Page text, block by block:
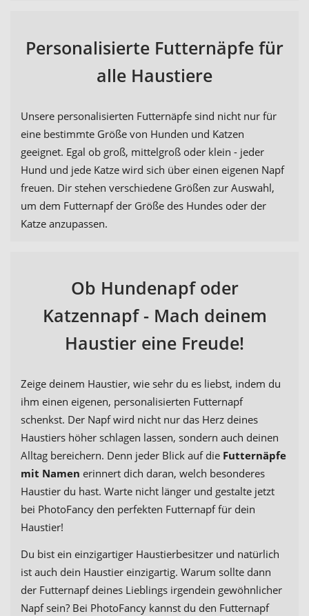
Personalisierte Futternäpfe für
alle Haustiere
Unsere personalisierten Futternäpfe sind nicht nur für
eine bestimmte Größe von Hunden und Katzen
geeignet. Egal ob groß, mittelgroß oder klein - jeder
Hund und jede Katze wird sich über einen eigenen Napf
freuen. Dir stehen verschiedene Größen zur Auswahl,
um dem Futternapf der Größe des Hundes oder der
Katze anzupassen.
Ob Hundenapf oder
Katzennapf - Mach deinem
Haustier eine Freude!
Zeige deinem Haustier, wie sehr du es liebst, indem du
ihm einen eigenen, personalisierten Futternapf
schenkst. Der Napf wird nicht nur das Herz deines
Haustiers höher schlagen lassen, sondern auch deinen
Alltag bereichern. Denn jeder Blick auf die Futternäpfe
mit Namen erinnert dich daran, welch besonderes
Haustier du hast. Warte nicht länger und gestalte jetzt
bei PhotoFancy den perfekten Futternapf für dein
Haustier!
Du bist ein einzigartiger Haustierbesitzer und natürlich
ist auch dein Haustier einzigartig. Warum sollte dann
der Futternapf deines Lieblings irgendein gewöhnlicher
Napf sein? Bei PhotoFancy kannst du den Futternapf